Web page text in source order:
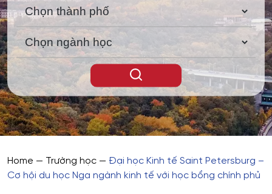
Home — Trường học — Đại học Kinh tế Saint Petersburg –
Cơ hội du học Nga ngành kinh tế với học bổng chính phủ